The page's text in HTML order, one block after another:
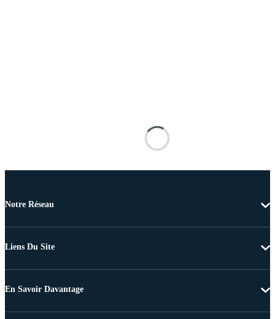
Notre Réseau
Liens Du Site
En Savoir Davantage